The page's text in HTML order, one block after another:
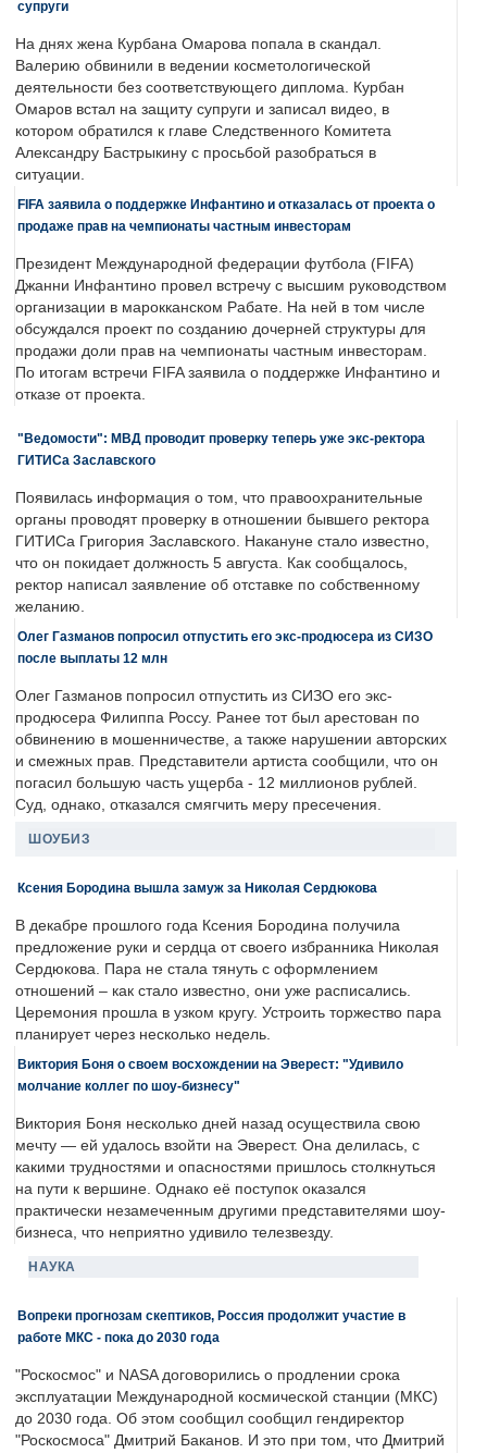
супруги
На днях жена Курбана Омарова попала в скандал.
Валерию обвинили в ведении косметологической
деятельности без соответствующего диплома. Курбан
Омаров встал на защиту супруги и записал видео, в
котором обратился к главе Следственного Комитета
Александру Бастрыкину с просьбой разобраться в
ситуации.
FIFA заявила о поддержке Инфантино и отказалась от проекта о
продаже прав на чемпионаты частным инвесторам
Президент Международной федерации футбола (FIFA)
Джанни Инфантино провел встречу с высшим руководством
организации в марокканском Рабате. На ней в том числе
обсуждался проект по созданию дочерней структуры для
продажи доли прав на чемпионаты частным инвесторам.
По итогам встречи FIFA заявила о поддержке Инфантино и
отказе от проекта.
"Ведомости": МВД проводит проверку теперь уже экс-ректора
ГИТИСа Заславского
Появилась информация о том, что правоохранительные
органы проводят проверку в отношении бывшего ректора
ГИТИСа Григория Заславского. Накануне стало известно,
что он покидает должность 5 августа. Как сообщалось,
ректор написал заявление об отставке по собственному
желанию.
Олег Газманов попросил отпустить его экс-продюсера из СИЗО
после выплаты 12 млн
Олег Газманов попросил отпустить из СИЗО его экс-
продюсера Филиппа Россу. Ранее тот был арестован по
обвинению в мошенничестве, а также нарушении авторских
и смежных прав. Представители артиста сообщили, что он
погасил большую часть ущерба - 12 миллионов рублей.
Суд, однако, отказался смягчить меру пресечения.
ШОУБИЗ
Ксения Бородина вышла замуж за Николая Сердюкова
В декабре прошлого года Ксения Бородина получила
предложение руки и сердца от своего избранника Николая
Сердюкова. Пара не стала тянуть с оформлением
отношений – как стало известно, они уже расписались.
Церемония прошла в узком кругу. Устроить торжество пара
планирует через несколько недель.
Виктория Боня о своем восхождении на Эверест: "Удивило
молчание коллег по шоу-бизнесу"
Виктория Боня несколько дней назад осуществила свою
мечту — ей удалось взойти на Эверест. Она делилась, с
какими трудностями и опасностями пришлось столкнуться
на пути к вершине. Однако её поступок оказался
практически незамеченным другими представителями шоу-
бизнеса, что неприятно удивило телезвезду.
НАУКА
Вопреки прогнозам скептиков, Россия продолжит участие в
работе МКС - пока до 2030 года
"Роскосмос" и NASA договорились о продлении срока
эксплуатации Международной космической станции (МКС)
до 2030 года. Об этом сообщил сообщил гендиректор
"Роскосмоса" Дмитрий Баканов. И это при том, что Дмитрий